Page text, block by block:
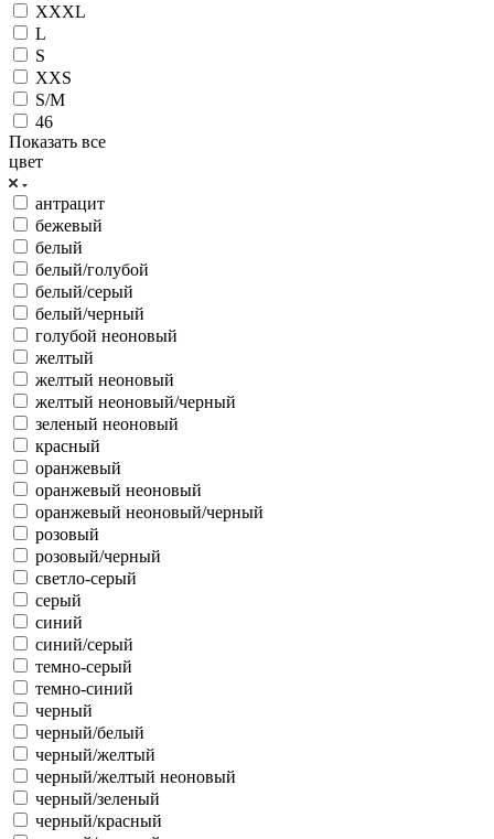
XXXL
L
S
XXS
S/M
46
Показать все
цвет
антрацит
бежевый
белый
белый/голубой
белый/серый
белый/черный
голубой неоновый
желтый
желтый неоновый
желтый неоновый/черный
зеленый неоновый
красный
оранжевый
оранжевый неоновый
оранжевый неоновый/черный
розовый
розовый/черный
светло-серый
серый
синий
синий/серый
темно-серый
темно-синий
черный
черный/белый
черный/желтый
черный/желтый неоновый
черный/зеленый
черный/красный